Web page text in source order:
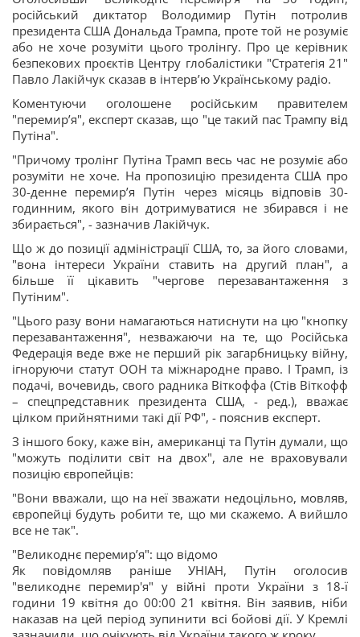
російський диктатор Володимир Путін потролив
президента США Дональда Трампа, проте той не розуміє
або не хоче розуміти цього тролінгу. Про це керівник
безпекових проєктів Центру глобалістики "Стратегія 21"
Павло Лакійчук сказав в інтерв’ю Українському радіо.
Коментуючи оголошене російським правителем
"перемир’я", експерт сказав, що "це такий пас Трампу від
Путіна".
"Причому тролінг Путіна Трамп весь час не розуміє або
розуміти не хоче. На пропозицію президента США про
30-денне перемир’я Путін через місяць відповів 30-
годинним, якого він дотримуватися не збирався і не
збирається", - зазначив Лакійчук.
Що ж до позиції адміністрації США, то, за його словами,
"вона інтереси України ставить на другий план", а
більше її цікавить "чергове перезавантаження з
Путіним".
"Цього разу вони намагаються натиснути на цю "кнопку
перезавантаження", незважаючи на те, що Російська
Федерація веде вже не перший рік загарбницьку війну,
ігноруючи статут ООН та міжнародне право. І Трамп, із
подачі, вочевидь, свого радника Віткоффа (Стів Віткофф
– спецпредставник президента США, - ред.), вважає
цілком прийнятними такі дії РФ", - пояснив експерт.
З іншого боку, каже він, американці та Путін думали, що
"можуть поділити світ на двох", але не враховували
позицію європейців:
"Вони вважали, що на неї зважати недоцільно, мовляв,
європейці будуть робити те, що ми скажемо. А вийшло
все не так".
"Великоднє перемир’я": що відомо
Як повідомляв раніше УНІАН, Путін оголосив
"великоднє перемир'я" у війні проти України з 18-ї
години 19 квітня до 00:00 21 квітня. Він заявив, ніби
наказав на цей період зупинити всі бойові дії. У Кремлі